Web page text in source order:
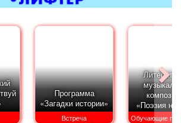
Поздравления Погода
Программа
«Загадки истории»
Встреча
«Поэзия
Обучающие